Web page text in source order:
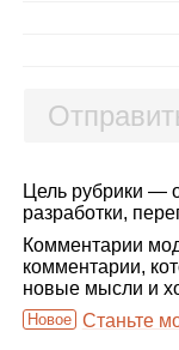
Цель рубрики —
разработки,
Комментарии
комментарии,
новые мысли и
Новое Станьте